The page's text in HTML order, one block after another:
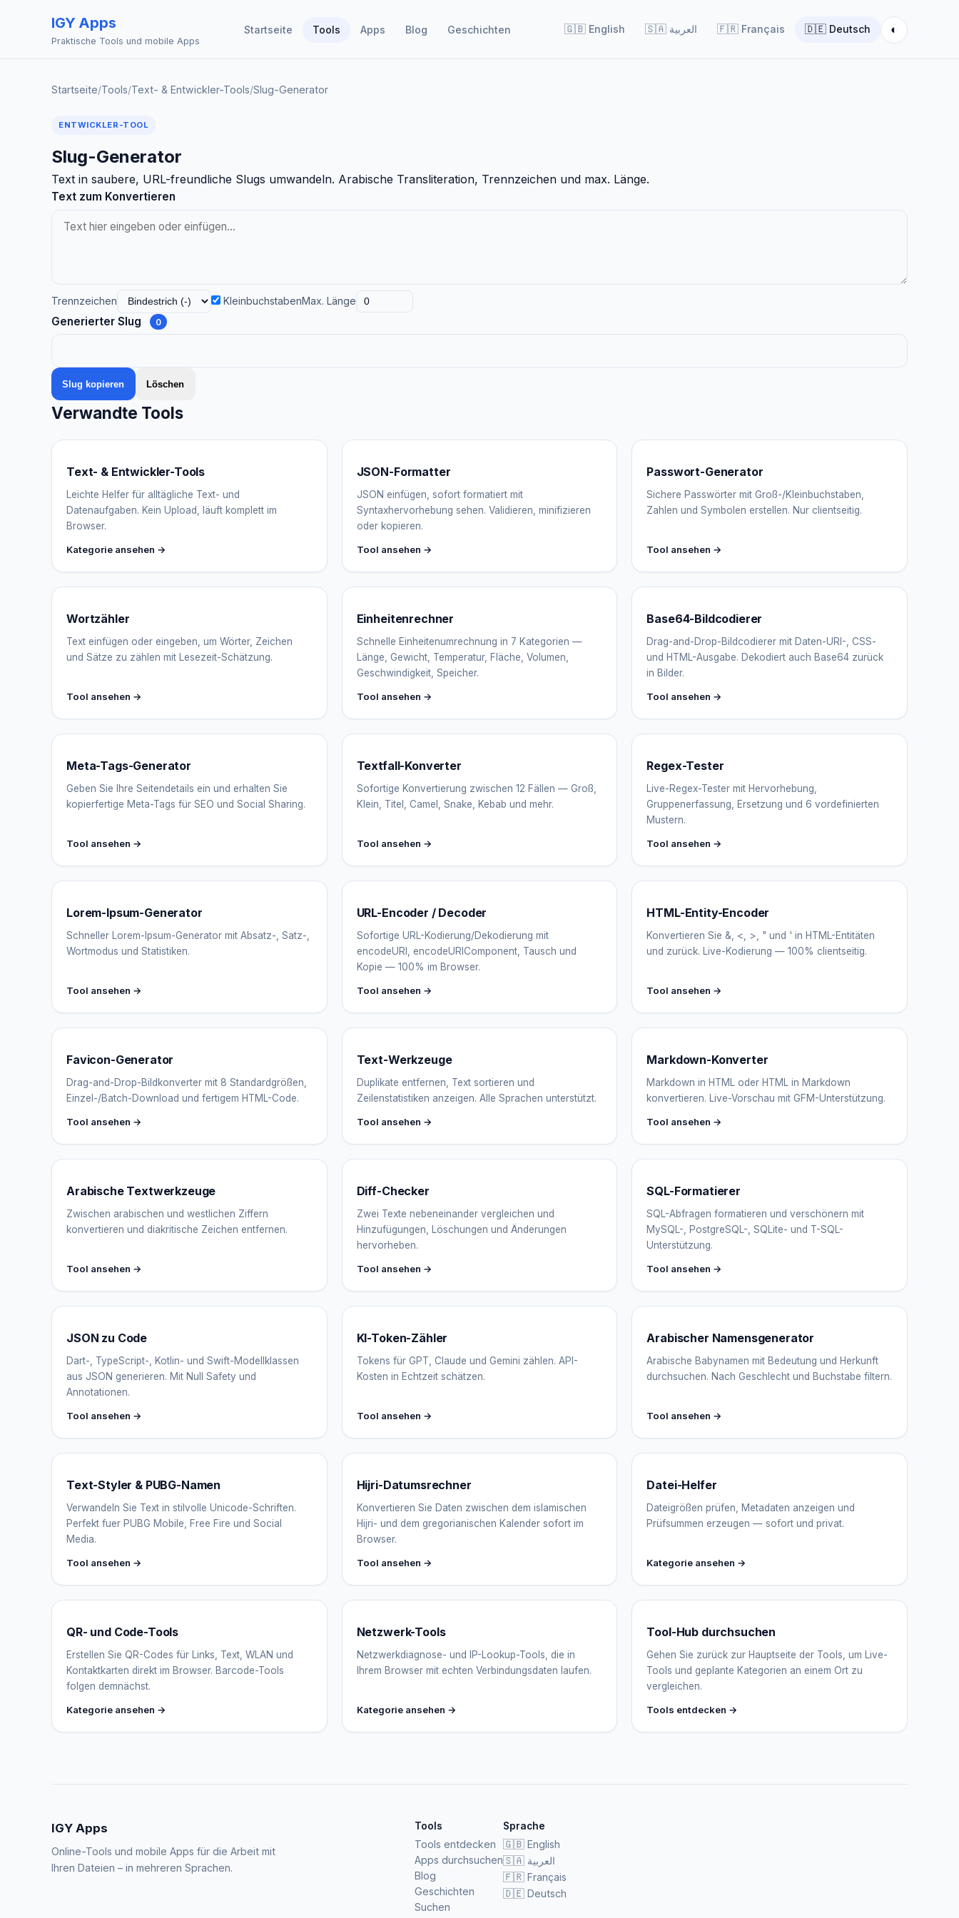
IGY Apps
Praktische Tools und mobile Apps
Startseite Tools Apps Blog Geschichten 🇬🇧 English 🇸🇦 العربية 🇫🇷 Français 🇩🇪 Deutsch ◐
Startseite/Tools/Text- & Entwickler-Tools/Slug-Generator
ENTWICKLER-TOOL
Slug-Generator
Text in saubere, URL-freundliche Slugs umwandeln. Arabische Transliteration, Trennzeichen und max. Länge.
Text zum Konvertieren
Trennzeichen KleinbuchstabenMax. Länge
Generierter Slug 0
Slug kopieren Löschen
Verwandte Tools
Text- & Entwickler-Tools
Leichte Helfer für alltägliche Text- und
Datenaufgaben. Kein Upload, läuft komplett im
Browser.
Kategorie ansehen →
JSON-Formatter
JSON einfügen, sofort formatiert mit
Syntaxhervorhebung sehen. Validieren, minifizieren
oder kopieren.
Tool ansehen →
Passwort-Generator
Sichere Passwörter mit Groß-/Kleinbuchstaben,
Zahlen und Symbolen erstellen. Nur clientseitig.
Tool ansehen →
Wortzähler
Text einfügen oder eingeben, um Wörter, Zeichen
und Sätze zu zählen mit Lesezeit-Schätzung.
Tool ansehen →
Einheitenrechner
Schnelle Einheitenumrechnung in 7 Kategorien —
Länge, Gewicht, Temperatur, Fläche, Volumen,
Geschwindigkeit, Speicher.
Tool ansehen →
Base64-Bildcodierer
Drag-and-Drop-Bildcodierer mit Daten-URI-, CSS-
und HTML-Ausgabe. Dekodiert auch Base64 zurück
in Bilder.
Tool ansehen →
Meta-Tags-Generator
Geben Sie Ihre Seitendetails ein und erhalten Sie
kopierfertige Meta-Tags für SEO und Social Sharing.
Tool ansehen →
Textfall-Konverter
Sofortige Konvertierung zwischen 12 Fällen — Groß,
Klein, Titel, Camel, Snake, Kebab und mehr.
Tool ansehen →
Regex-Tester
Live-Regex-Tester mit Hervorhebung,
Gruppenerfassung, Ersetzung und 6 vordefinierten
Mustern.
Tool ansehen →
Lorem-Ipsum-Generator
Schneller Lorem-Ipsum-Generator mit Absatz-, Satz-,
Wortmodus und Statistiken.
Tool ansehen →
URL-Encoder / Decoder
Sofortige URL-Kodierung/Dekodierung mit
encodeURI, encodeURIComponent, Tausch und
Kopie — 100% im Browser.
Tool ansehen →
HTML-Entity-Encoder
Konvertieren Sie &, <, >, " und ' in HTML-Entitäten
und zurück. Live-Kodierung — 100% clientseitig.
Tool ansehen →
Favicon-Generator
Drag-and-Drop-Bildkonverter mit 8 Standardgrößen,
Einzel-/Batch-Download und fertigem HTML-Code.
Tool ansehen →
Text-Werkzeuge
Duplikate entfernen, Text sortieren und
Zeilenstatistiken anzeigen. Alle Sprachen unterstützt.
Tool ansehen →
Markdown-Konverter
Markdown in HTML oder HTML in Markdown
konvertieren. Live-Vorschau mit GFM-Unterstützung.
Tool ansehen →
Arabische Textwerkzeuge
Zwischen arabischen und westlichen Ziffern
konvertieren und diakritische Zeichen entfernen.
Tool ansehen →
Diff-Checker
Zwei Texte nebeneinander vergleichen und
Hinzufügungen, Löschungen und Änderungen
hervorheben.
Tool ansehen →
SQL-Formatierer
SQL-Abfragen formatieren und verschönern mit
MySQL-, PostgreSQL-, SQLite- und T-SQL-
Unterstützung.
Tool ansehen →
JSON zu Code
Dart-, TypeScript-, Kotlin- und Swift-Modellklassen
aus JSON generieren. Mit Null Safety und
Annotationen.
Tool ansehen →
KI-Token-Zähler
Tokens für GPT, Claude und Gemini zählen. API-
Kosten in Echtzeit schätzen.
Tool ansehen →
Arabischer Namensgenerator
Arabische Babynamen mit Bedeutung und Herkunft
durchsuchen. Nach Geschlecht und Buchstabe filtern.
Tool ansehen →
Text-Styler & PUBG-Namen
Verwandeln Sie Text in stilvolle Unicode-Schriften.
Perfekt fuer PUBG Mobile, Free Fire und Social
Media.
Tool ansehen →
Hijri-Datumsrechner
Konvertieren Sie Daten zwischen dem islamischen
Hijri- und dem gregorianischen Kalender sofort im
Browser.
Tool ansehen →
Datei-Helfer
Dateigrößen prüfen, Metadaten anzeigen und
Prüfsummen erzeugen — sofort und privat.
Kategorie ansehen →
QR- und Code-Tools
Erstellen Sie QR-Codes für Links, Text, WLAN und
Kontaktkarten direkt im Browser. Barcode-Tools
folgen demnächst.
Kategorie ansehen →
Netzwerk-Tools
Netzwerkdiagnose- und IP-Lookup-Tools, die in
Ihrem Browser mit echten Verbindungsdaten laufen.
Kategorie ansehen →
Tool-Hub durchsuchen
Gehen Sie zurück zur Hauptseite der Tools, um Live-
Tools und geplante Kategorien an einem Ort zu
vergleichen.
Tools entdecken →
IGY Apps
Online-Tools und mobile Apps für die Arbeit mit
Ihren Dateien – in mehreren Sprachen.
Tools
Tools entdecken
Apps durchsuchen
Blog
Geschichten
Suchen
Sprache
🇬🇧 English
🇸🇦 العربية
🇫🇷 Français
🇩🇪 Deutsch